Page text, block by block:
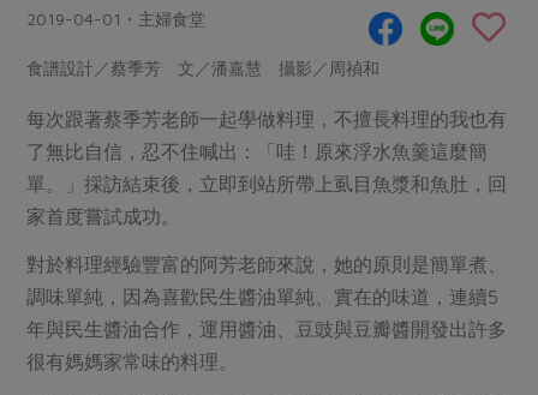
調理食材・點心
調味醬料/南北貨 烘焙
休閒零嘴 沖泡飲品
保健食品
居家好物
美妝保養 個人清潔
家庭清潔
醬料
湯品．鍋物
漬物
涼拌沙拉
飲品
主題食譜
合作25-精選產品第四彈
合作25-精選產品第三彈
議題活動
主婦聯盟X樂齡網特約優惠案
30%rPET紅烏龍茶
更多議題活動
關注議題
減硝酸鹽 惜食
非基改運動 支持本土農糧
廢核運動 能源議題
減添加物 減塑減廢
產品檢驗
自主把關
硝酸鹽檢驗
社員權益
合作社法規
社務專區
選舉專區
2019-04-01・主婦食堂
食譜設計／蔡季芳 文／潘嘉慧 攝影／周禎和
每次跟著蔡季芳老師一起學做料理，不擅長料理的我也有
了無比自信，忍不住喊出：「哇！原來浮水魚羹這麼簡
單。」採訪結束後，立即到站所帶上虱目魚漿和魚肚，回
家首度嘗試成功。
對於料理經驗豐富的阿芳老師來說，她的原則是簡單煮、
調味單純，因為喜歡民生醬油單純、實在的味道，連續5
年與民生醬油合作，運用醬油、豆豉與豆瓣醬開發出許多
很有媽媽家常味的料理。